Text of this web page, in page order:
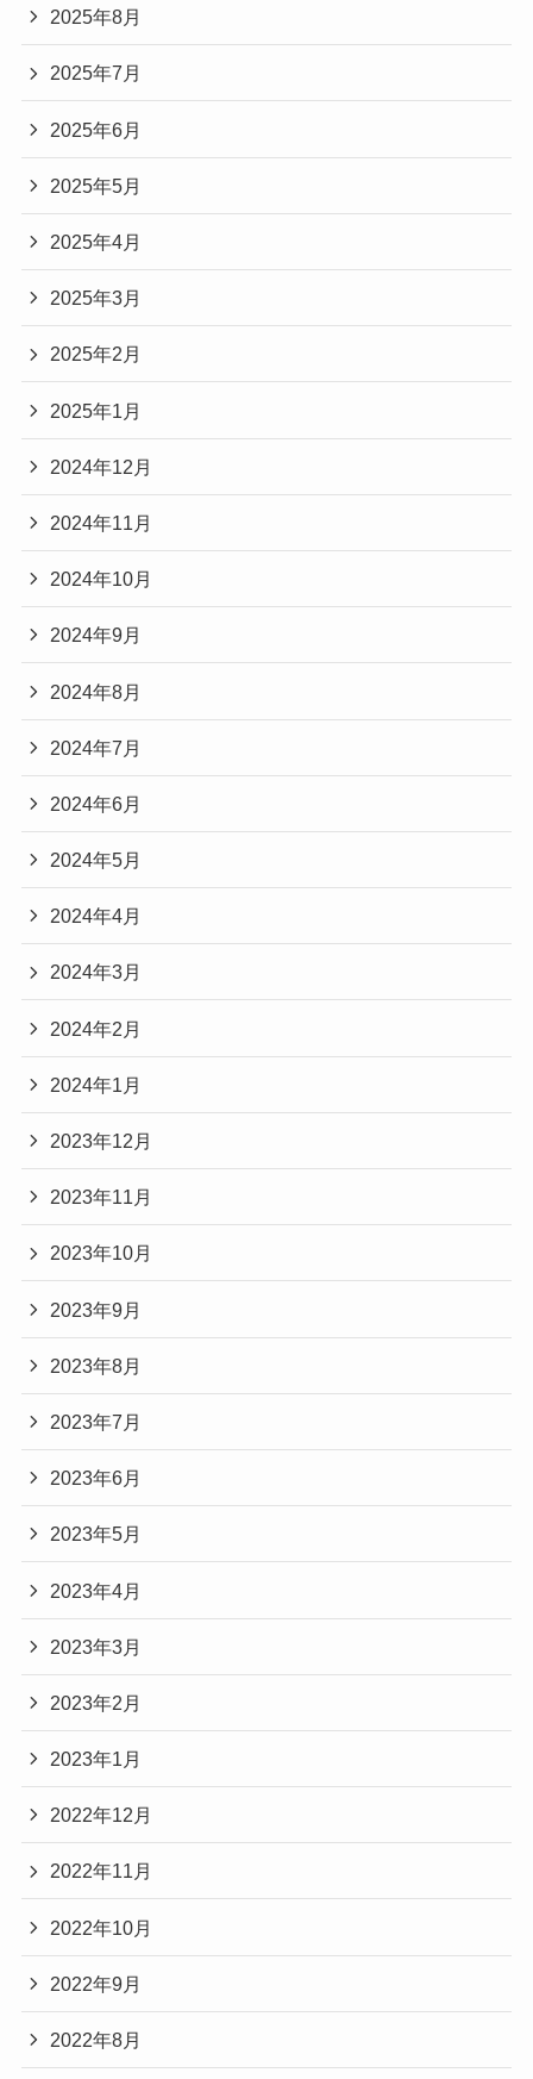
2025年8月
2025年7月
2025年6月
2025年5月
2025年4月
2025年3月
2025年2月
2025年1月
2024年12月
2024年11月
2024年10月
2024年9月
2024年8月
2024年7月
2024年6月
2024年5月
2024年4月
2024年3月
2024年2月
2024年1月
2023年12月
2023年11月
2023年10月
2023年9月
2023年8月
2023年7月
2023年6月
2023年5月
2023年4月
2023年3月
2023年2月
2023年1月
2022年12月
2022年11月
2022年10月
2022年9月
2022年8月